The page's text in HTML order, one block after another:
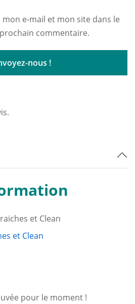
e-mail et mon site dans le
commentaire.
et Clean
et Clean
pour le moment !